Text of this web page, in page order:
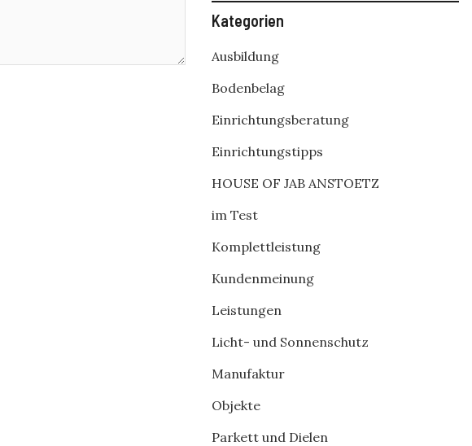
Kategorien
Ausbildung
Bodenbelag
Einrichtungsberatung
Einrichtungstipps
HOUSE OF JAB ANSTOETZ
im Test
Komplettleistung
Kundenmeinung
Leistungen
Licht- und Sonnenschutz
Manufaktur
Objekte
Parkett und Dielen